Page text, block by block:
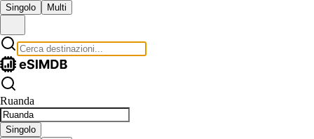
Singolo Multi
Ruanda
Singolo